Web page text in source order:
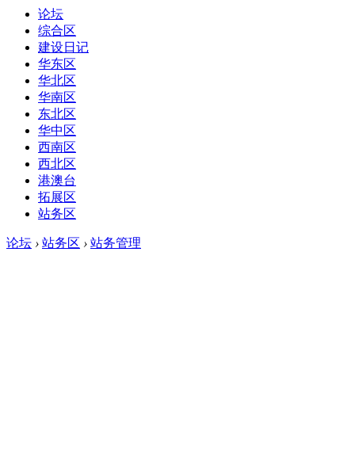
论坛
综合区
建设日记
华东区
华北区
华南区
东北区
华中区
西南区
西北区
港澳台
拓展区
站务区
论坛 › 站务区 › 站务管理